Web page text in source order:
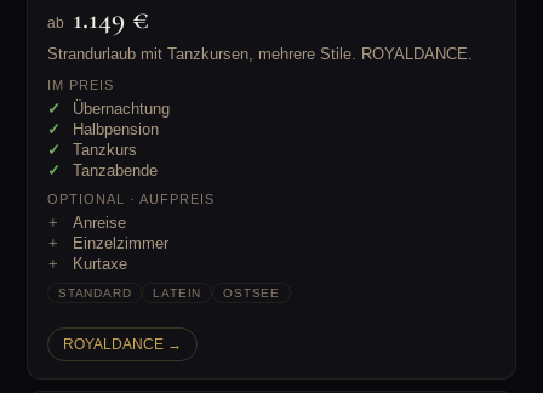
ab 1.149 €
Strandurlaub mit Tanzkursen, mehrere Stile. ROYALDANCE.
IM PREIS
Übernachtung
Halbpension
Tanzkurs
Tanzabende
OPTIONAL · AUFPREIS
Anreise
Einzelzimmer
Kurtaxe
STANDARD LATEIN OSTSEE
ROYALDANCE →